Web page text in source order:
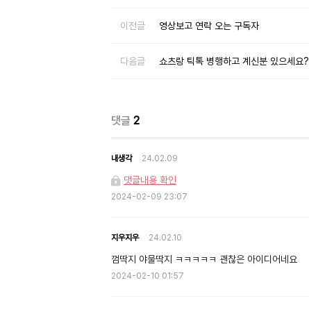
이전글 영상보고 연락 오는 구독자
다음글 쇼츠랑 틱톡 병행하고 계신분 있으세요?
댓글 2
내생각 24.02.09
댓글내용 확인
2024-02-09 23:07
지우지우 24.02.10
껌딱지 야물딱지 ㅋㅋㅋㅋㅋ 괜찮은 아이디어네요
2024-02-10 01:57